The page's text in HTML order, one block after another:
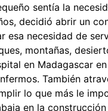
sentía la
decidió abrir un
esa necesidad de
montañas,
en Madagascar
También
lo que más le
en la